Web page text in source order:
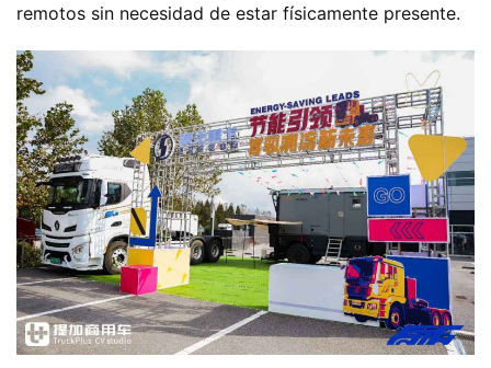
remotos sin necesidad de estar físicamente presente.